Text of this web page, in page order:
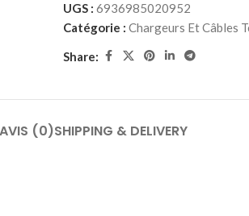
UGS : 6936985020952
Catégorie : Chargeurs Et Câbles
Share:
AVIS (0)SHIPPING & DELIVERY